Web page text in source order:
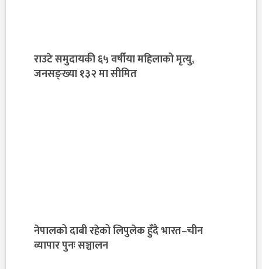
राउटे समुदायकी ६५ वर्षीया महिलाको मृत्यु,
जनसङ्ख्या १३२ मा सीमित
नेपालको दाबी रहेको लिपुलेक हुँदै भारत–चीन
व्यापार पुनः सञ्चालन